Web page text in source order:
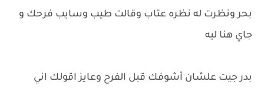
بحر ونظرت له نظره عتاب وقالت طيب وسايب فرحك و
جاي هنا ليه
بدر جيت علشان أشوفك قبل الفرح وعايز اقولك اني